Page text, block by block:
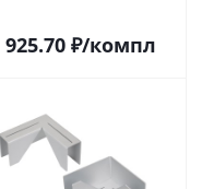
925.70₽/компл